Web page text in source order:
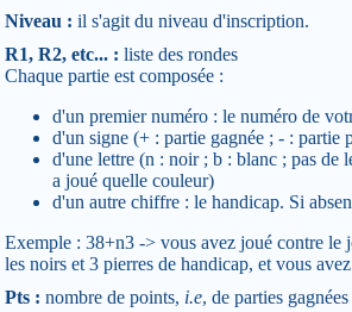
Niveau : il s'agit du niveau d'inscription.
R1, R2, etc... : liste des rondes
Chaque partie est composée :
d'un premier numéro : le numéro de
d'un signe (+ : partie gagnée ; - : partie
d'une lettre (n : noir ; b : blanc ; pas de
a joué quelle couleur)
d'un autre chiffre : le handicap. Si
Exemple : 38+n3 -> vous avez joué contre le
les noirs et 3 pierres de handicap, et vous
Pts : nombre de points, i.e, de parties gagnées